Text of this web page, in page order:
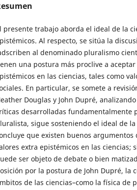
presente trabajo aborda el ideal de la
Al respecto, se sitúa la
al denominado pluralismo
una postura más proclive a
en las ciencias, tales como
En particular, se somete a
Douglas y John Dupré,
desarrolladas fundamentalmente
sigue sosteniendo el ideal de
que existen buenos
extra epistémicos en las ciencias;
ser objeto de debate o bien
por la postura de John Dupré, la
de las ciencias–como la física de